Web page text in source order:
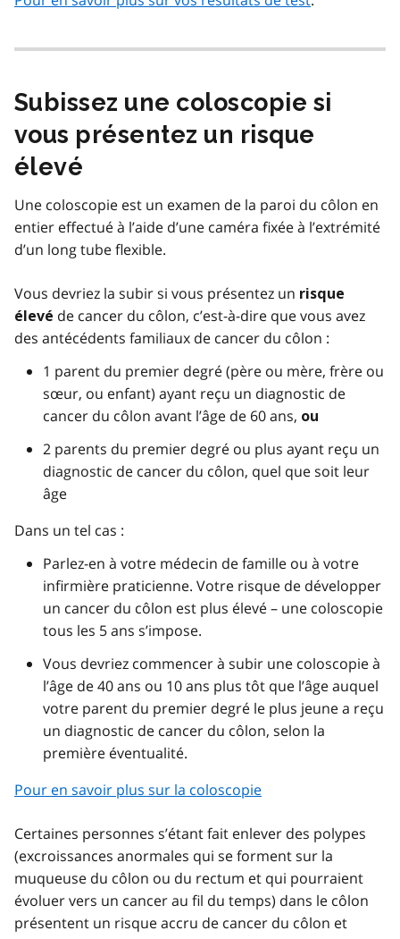
Subissez une coloscopie si
vous présentez un risque
élevé
Une coloscopie est un examen de la paroi du côlon en
entier effectué à l’aide d’une caméra fixée à l’extrémité
d’un long tube flexible.
Vous devriez la subir si vous présentez un risque
élevé de cancer du côlon, c’est-à-dire que vous avez
des antécédents familiaux de cancer du côlon :
1 parent du premier degré (père ou mère, frère ou
sœur, ou enfant) ayant reçu un diagnostic de
cancer du côlon avant l’âge de 60 ans, ou
2 parents du premier degré ou plus ayant reçu un
diagnostic de cancer du côlon, quel que soit leur
âge
Dans un tel cas :
Parlez-en à votre médecin de famille ou à votre
infirmière praticienne. Votre risque de développer
un cancer du côlon est plus élevé – une coloscopie
tous les 5 ans s’impose.
Vous devriez commencer à subir une coloscopie à
l’âge de 40 ans ou 10 ans plus tôt que l’âge auquel
votre parent du premier degré le plus jeune a reçu
un diagnostic de cancer du côlon, selon la
première éventualité.
Pour en savoir plus sur la coloscopie
Certaines personnes s’étant fait enlever des polypes
(excroissances anormales qui se forment sur la
muqueuse du côlon ou du rectum et qui pourraient
évoluer vers un cancer au fil du temps) dans le côlon
présentent un risque accru de cancer du côlon et